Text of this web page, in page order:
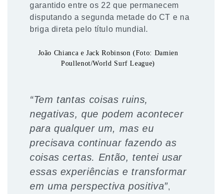
garantido entre os 22 que permanecem
disputando a segunda metade do CT e na
briga direta pelo título mundial.
João Chianca e Jack Robinson (Foto: Damien
Poullenot/World Surf League)
“Tem tantas coisas ruins,
negativas, que podem acontecer
para qualquer um, mas eu
precisava continuar fazendo as
coisas certas. Então, tentei usar
essas experiências e transformar
em uma perspectiva positiva”,